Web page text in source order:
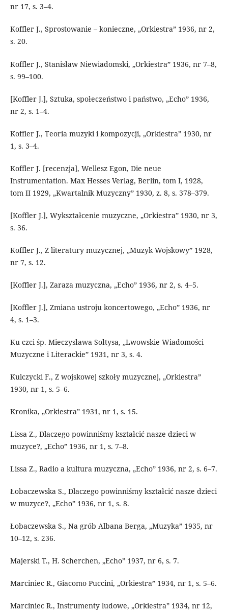
nr 17, s. 3–4.
Koffler J., Sprostowanie – konieczne, „Orkiestra” 1936, nr 2,
s. 20.
Koffler J., Stanisław Niewiadomski, „Orkiestra” 1936, nr 7–8,
s. 99–100.
[Koffler J.], Sztuka, społeczeństwo i państwo, „Echo” 1936,
nr 2, s. 1–4.
Koffler J., Teoria muzyki i kompozycji, „Orkiestra” 1930, nr
1, s. 3–4.
Koffler J. [recenzja], Wellesz Egon, Die neue
Instrumentation. Max Hesses Verlag, Berlin, tom I, 1928,
tom II 1929, „Kwartalnik Muzyczny” 1930, z. 8, s. 378–379.
[Koffler J.], Wykształcenie muzyczne, „Orkiestra” 1930, nr 3,
s. 36.
Koffler J., Z literatury muzycznej, „Muzyk Wojskowy” 1928,
nr 7, s. 12.
[Koffler J.], Zaraza muzyczna, „Echo” 1936, nr 2, s. 4–5.
[Koffler J.], Zmiana ustroju koncertowego, „Echo” 1936, nr
4, s. 1–3.
Ku czci śp. Mieczysława Sołtysa, „Lwowskie Wiadomości
Muzyczne i Literackie” 1931, nr 3, s. 4.
Kulczycki F., Z wojskowej szkoły muzycznej, „Orkiestra”
1930, nr 1, s. 5–6.
Kronika, „Orkiestra” 1931, nr 1, s. 15.
Lissa Z., Dlaczego powinniśmy kształcić nasze dzieci w
muzyce?, „Echo” 1936, nr 1, s. 7–8.
Lissa Z., Radio a kultura muzyczna, „Echo” 1936, nr 2, s. 6–7.
Łobaczewska S., Dlaczego powinniśmy kształcić nasze dzieci
w muzyce?, „Echo” 1936, nr 1, s. 8.
Łobaczewska S., Na grób Albana Berga, „Muzyka” 1935, nr
10–12, s. 236.
Majerski T., H. Scherchen, „Echo” 1937, nr 6, s. 7.
Marciniec R., Giacomo Puccini, „Orkiestra” 1934, nr 1, s. 5–6.
Marciniec R., Instrumenty ludowe, „Orkiestra” 1934, nr 12,